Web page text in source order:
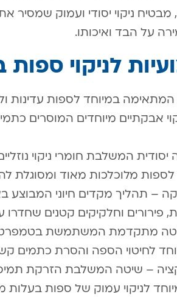
מבטיח ניקוי יסודי ועמוק
על הבד ואיכותו.
לניקוי ספות
המתאימה במיוחד לספות עדינות
אבקתיים מיוחדים המוסרים
יסודית המשלבת חומרי ניקוי
מלוכלכות מאוד ומסוגלת
– תהליך מקדים חיוני המבוצע
פירורים וחלקיקים קטנים
מתקדמת המשתמשת
לחיטוי הספה והסרת כתמים
– שיטה המשלבת הזרקת
לניקוי עמוק של ספות